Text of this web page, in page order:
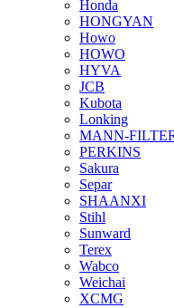
Honda
HONGYAN
Howo
HOWO
HYVA
JCB
Kubota
Lonking
MANN-
PERKINS
Sakura
Separ
SHAANXI
Stihl
Sunward
Terex
Wabco
Weichai
XCMG